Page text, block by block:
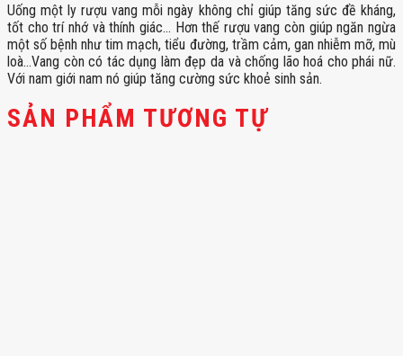
Uống một ly rượu vang mỗi ngày không chỉ giúp tăng sức đề kháng,
tốt cho trí nhớ và thính giác… Hơn thế rượu vang còn giúp ngăn ngừa
một số bệnh như tim mạch, tiểu đường, trầm cảm, gan nhiễm mỡ, mù
loà…Vang còn có tác dụng làm đẹp da và chống lão hoá cho phái nữ.
Với nam giới nam nó giúp tăng cường sức khoẻ sinh sản.
SẢN PHẨM TƯƠNG TỰ